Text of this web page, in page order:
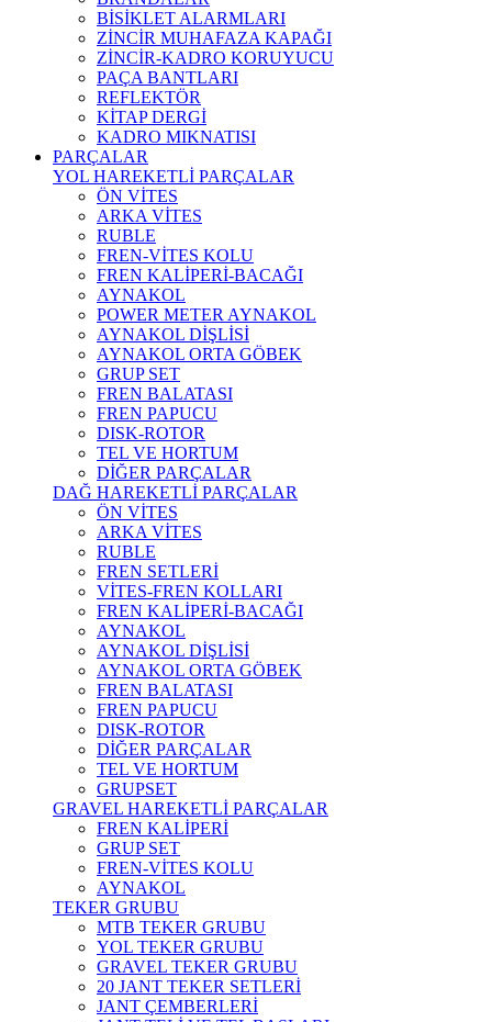
BİSİKLET ALARMLARI
ZİNCİR MUHAFAZA KAPAĞI
ZİNCİR-KADRO KORUYUCU
PAÇA BANTLARI
REFLEKTÖR
KİTAP DERGİ
KADRO MIKNATISI
PARÇALAR
YOL HAREKETLİ PARÇALAR
ÖN VİTES
ARKA VİTES
RUBLE
FREN-VİTES KOLU
FREN KALİPERİ-BACAĞI
AYNAKOL
POWER METER AYNAKOL
AYNAKOL DİŞLİSİ
AYNAKOL ORTA GÖBEK
GRUP SET
FREN BALATASI
FREN PAPUCU
DISK-ROTOR
TEL VE HORTUM
DİĞER PARÇALAR
DAĞ HAREKETLİ PARÇALAR
ÖN VİTES
ARKA VİTES
RUBLE
FREN SETLERİ
VİTES-FREN KOLLARI
FREN KALİPERİ-BACAĞI
AYNAKOL
AYNAKOL DİŞLİSİ
AYNAKOL ORTA GÖBEK
FREN BALATASI
FREN PAPUCU
DISK-ROTOR
DİĞER PARÇALAR
TEL VE HORTUM
GRUPSET
GRAVEL HAREKETLİ PARÇALAR
FREN KALİPERİ
GRUP SET
FREN-VİTES KOLU
AYNAKOL
TEKER GRUBU
MTB TEKER GRUBU
YOL TEKER GRUBU
GRAVEL TEKER GRUBU
20 JANT TEKER SETLERİ
JANT ÇEMBERLERİ